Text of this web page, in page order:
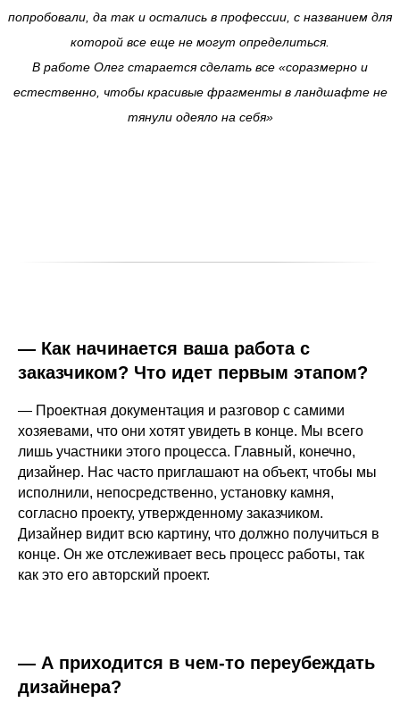
попробовали, да так и остались в профессии, с названием для
которой все еще не могут определиться.
В работе Олег старается сделать все «соразмерно и
естественно, чтобы красивые фрагменты в ландшафте не
тянули одеяло на себя»
— Как начинается ваша работа с
заказчиком? Что идет первым этапом?
— Проектная документация и разговор с самими
хозяевами, что они хотят увидеть в конце. Мы всего
лишь участники этого процесса. Главный, конечно,
дизайнер. Нас часто приглашают на объект, чтобы мы
исполнили, непосредственно, установку камня,
согласно проекту, утвержденному заказчиком.
Дизайнер видит всю картину, что должно получиться в
конце. Он же отслеживает весь процесс работы, так
как это его авторский проект.
— А приходится в чем-то переубеждать
дизайнера?